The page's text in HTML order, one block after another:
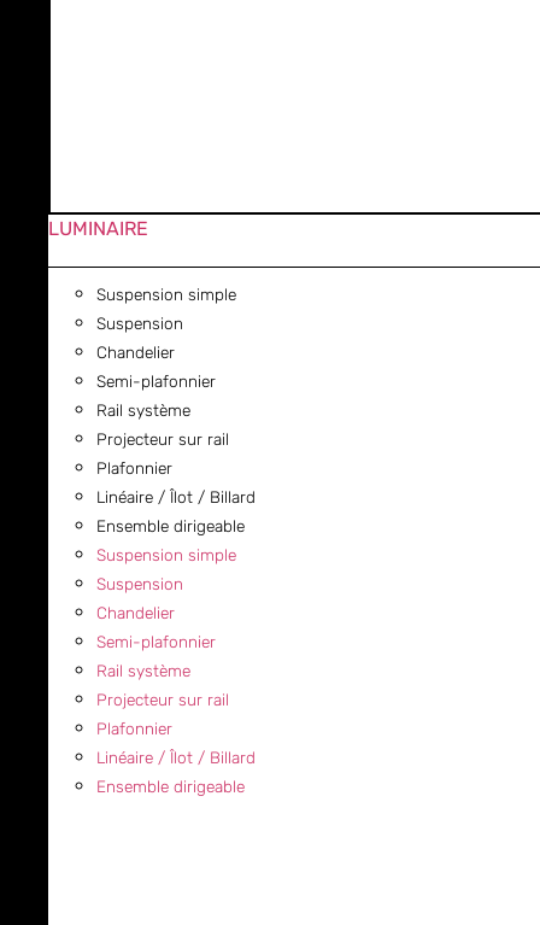
LUMINAIRE
Suspension simple
Suspension
Chandelier
Semi-plafonnier
Rail système
Projecteur sur rail
Plafonnier
Linéaire / Îlot / Billard
Ensemble dirigeable
Suspension simple
Suspension
Chandelier
Semi-plafonnier
Rail système
Projecteur sur rail
Plafonnier
Linéaire / Îlot / Billard
Ensemble dirigeable